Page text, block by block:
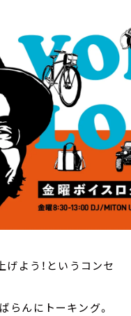
げよう！というコンセ
らんにトーキング。